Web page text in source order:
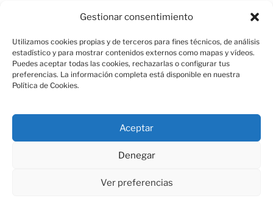
Gestionar consentimiento
Utilizamos cookies propias y de terceros para fines técnicos, de análisis
estadístico y para mostrar contenidos externos como mapas y vídeos.
Puedes aceptar todas las cookies, rechazarlas o configurar tus
preferencias. La información completa está disponible en nuestra
Política de Cookies.
Aceptar
Denegar
Ver preferencias
pendientes y volviera a demorarse a la hora de pagar.